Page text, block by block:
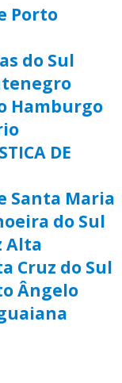
Porto
do Sul
Hamburgo
DE
Santa Maria
do Sul
Alta
Cruz do Sul
Ângelo